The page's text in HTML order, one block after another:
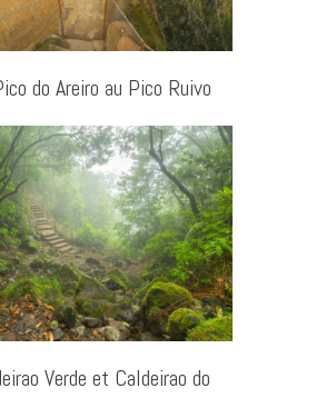
do Areiro au Pico Ruivo
Verde et Caldeirao do